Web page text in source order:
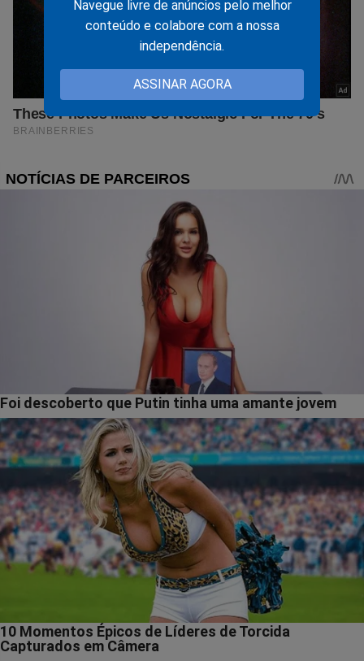
Navegue livre de anúncios pelo melhor
conteúdo e colabore com a nossa
independência.
ASSINAR AGORA